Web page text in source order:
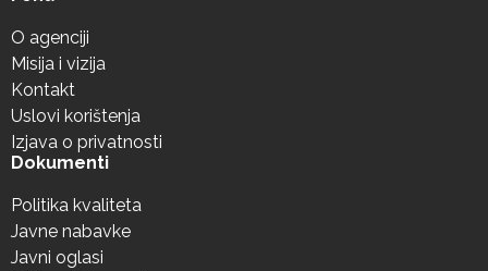
O agenciji
Misija i vizija
Kontakt
Uslovi korištenja
Izjava o privatnosti
Dokumenti
Politika kvaliteta
Javne nabavke
Javni oglasi